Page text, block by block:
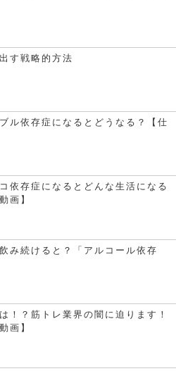
す戦略的方法
ル依存症になるとどうなる？【仕
依存症になるとどんな生活になる
画】
み続けると？「アルコール依存
！？筋トレ業界の闇に迫ります！
画】